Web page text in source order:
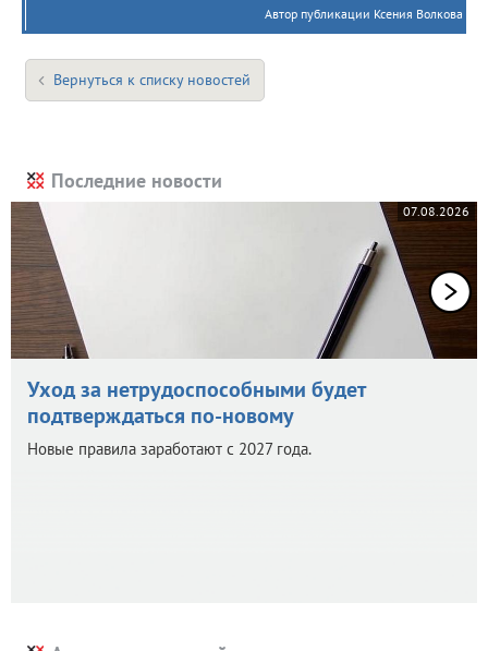
Автор публикации Ксения Волкова
Вернуться к списку новостей
Последние новости
07.08.2026
Уход за нетрудоспособными будет
подтверждаться по-новому
Новые правила заработают с 2027 года.